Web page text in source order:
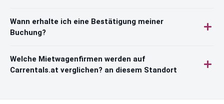
Wann erhalte ich eine Bestätigung meiner
Buchung?
Welche Mietwagenfirmen werden auf
Carrentals.at verglichen? an diesem Standort